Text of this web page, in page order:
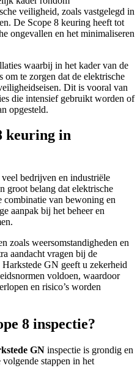
veiligheid, zoals vastgelegd in
De Scope 8 keuring heeft tot
ongevallen en het minimaliseren
waarbij in het kader van de
te zorgen dat de elektrische
Dit is vooral van
die intensief gebruikt worden of
opgesteld.
keuring in
bedrijven en industriële
groot belang dat elektrische
van bewoning en
aanpak bij het beheer en
zoals weersomstandigheden en
aandacht vragen bij de
GN geeft u zekerheid
voldoen, waardoor
en risico’s worden
8 inspectie?
GN inspectie is grondig en
volgende stappen in het